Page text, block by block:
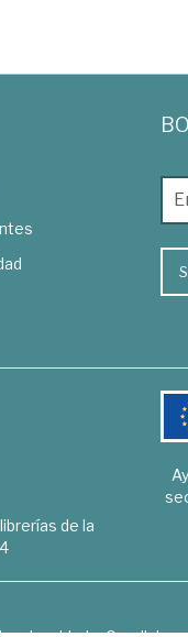
de la